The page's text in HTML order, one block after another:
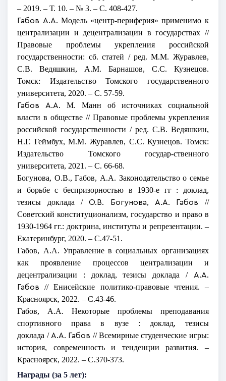
– 2019. – Т. 10. – № 3. – С. 408-427.
Габов А.А. Модель «центр-периферия» применимо к
централизации и децентрализации в государствах //
Правовые проблемы укрепления российской
государственности: сб. статей / ред. М.М. Журавлев,
С.В. Ведяшкин, А.М. Барнашов, С.С. Кузнецов.
Томск: Издательство Томского государственного
университета, 2020. – С. 57-59.
Габов А.А.
М. Манн об источниках социальной
власти в обществе // Правовые проблемы укрепления
российской государственности / ред. С.В. Ведяшкин,
Н.Г. Геймбух, М.М. Журавлев, С.С. Кузнецов. Томск:
Издательство Томского государ-ственного
университета, 2021. – С. 66-68.
Богунова, О.В., Габов, А.А. Законодательство о семье
и борьбе с беспризорностью в 1930-е гг : доклад,
тезисы доклада /О.В. Богунова, А.А. Габов
//
Советский конституционализм, государство и право в
1930-1964 гг.: доктрина, институты и репрезентации. –
Екатеринбург, 2020. – С.47-51.
Габов, А.А. Управление в социальных организациях
как проявление процессов централизации и
децентрализации : доклад, тезисы доклада /
А.А.
Габов
//Енисейские политико-правовые чтения. –
Красноярск, 2022. – С.43-46.
Габов, А.А. Некоторые проблемы преподавания
спортивного права в вузе : доклад, тезисы
доклада / А.А. Габов //Всемирные студенческие игры:
история, современность и тенденции развития. –
Красноярск, 2022. – С.370-373.
Награды (за 5 лет):